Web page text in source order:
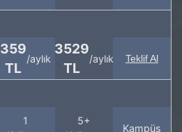
359
TL
/aylık
3529
TL
/aylık Teklif Al
1
5+
Kampüs